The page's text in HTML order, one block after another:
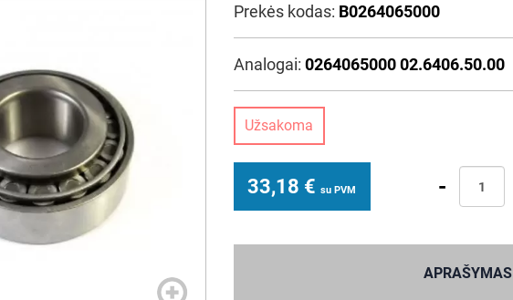
Prekės kodas: B0264065000
Analogai: 0264065000 02.6406.50.00
Užsakoma
33,18 € su PVM -
APRAŠYMAS